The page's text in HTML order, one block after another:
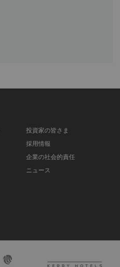
投資家の皆さま
採用情報
企業の社会的責任
ニュース